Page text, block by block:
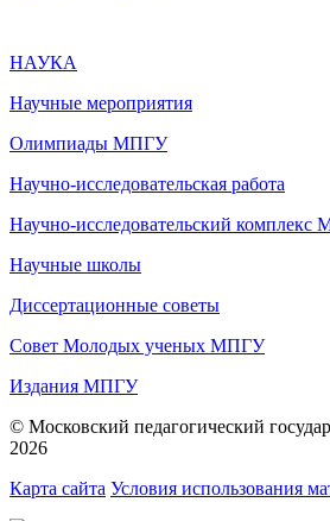
НАУКА
Научные мероприятия
Олимпиады МПГУ
Научно-исследовательская работа
Научно-исследовательский
Научные школы
Диссертационные советы
Совет Молодых ученых МПГУ
Издания МПГУ
© Московский педагогический
2026
Карта сайта Условия использования